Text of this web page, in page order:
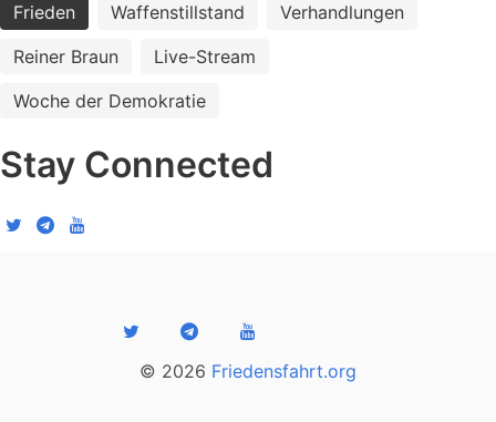
Frieden
Waffenstillstand
Verhandlungen
Reiner Braun
Live-Stream
Woche der Demokratie
Stay Connected
© 2026 Friedensfahrt.org